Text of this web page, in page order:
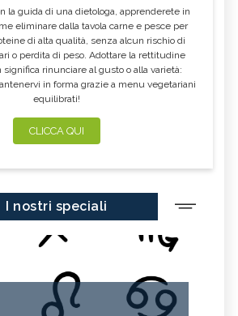
la guida di una dietologa, apprenderete in
eliminare dalla tavola carne e pesce per
di alta qualità, senza alcun rischio di
o perdita di peso. Adottare la rettitudine
significa rinunciare al gusto o alla varietà:
in forma grazie a menu vegetariani
equilibrati!
CLICCA QUI
I nostri speciali